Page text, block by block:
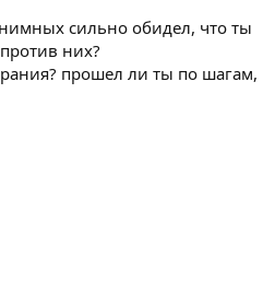
сильно обидел, что ты
них?
прошел ли ты по шагам,